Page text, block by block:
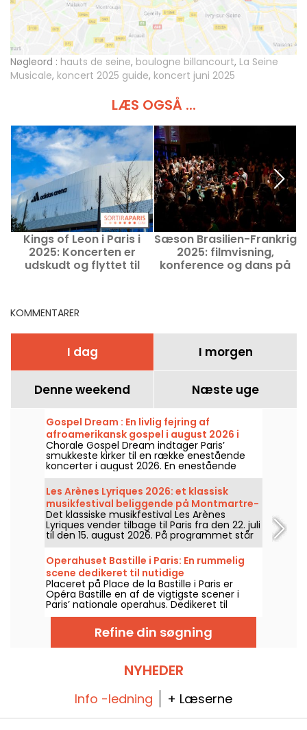
Nøgleord : hauts de seine, boulogne billancourt, La Seine
Musicale, koncert 2025 guide, koncert juni 2025
LÆS OGSÅ ...
Kings of Leon i Paris i
2025: Koncerten er
udskudt og flyttet til
Sæson Brasilien-Frankrig
2025: filmvisning,
konference og dans på
KOMMENTARER
I dag I morgen
Denne weekend Næste uge
Gospel Dream : En livlig fejring af
afroamerikansk gospel i august 2026 i
Paris
Chorale Gospel Dream indtager Paris’
smukkeste kirker til en række enestående
koncerter i august 2026. En enestående
koncertoplevelse, der fejrer håbet,
fællesskabet og modstandsdygtigheden
gennem afroamerikanske kirkers autentiske
salmer.
Les Arènes Lyriques 2026: et klassisk
musikfestival beliggende på Montmartre-
højen
Det klassiske musikfestival Les Arènes
Lyriques vender tilbage til Paris fra den 22. juli
til den 15. august 2026. På programmet står
ikke mindre end 16 koncerter, der afholdes i
Arènes de Montmartre, en idyllisk ramme for
at høre de store klassikere.
Operahuset Bastille i Paris: En rummelig
scene dedikeret til nutidige
operaproduktioner
Placeret på Place de la Bastille i Paris er
Opéra Bastille en af de vigtigste scener i
Paris’ nationale operahus. Dedikeret til
opsætninger af operaer og
balletforestillinger året rundt. Siden
indvielsen i 1989 har den moderne bygning
tiltrukket et bredt publikum og er blevet et
at følge med i byens klassiske forestillinger
og koreografiske shows.
Refine din søgning
NYHEDER
Info -ledning + Læserne